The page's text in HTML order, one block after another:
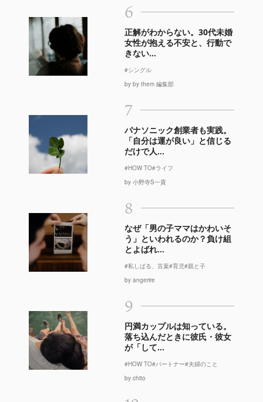
6
正解がわからない。30代未婚
女性が抱える不安と、行動で
きない...
#シングル
by by them 編集部
7
パナソニック創業者も実践。
「自分は運が良い」と信じる
だけで人...
#HOW TO#ライフ
by 小野寺S一貴
8
なぜ「男の子ママはかわいそ
う」といわれるのか？負け組
とよばれ...
#私しばる、言葉#育児#親と子
by angerire
9
円満カップルは知っている。
落ち込んだときに彼氏・彼女
が「して...
#HOW TO#パートナー#夫婦のこと
by chito